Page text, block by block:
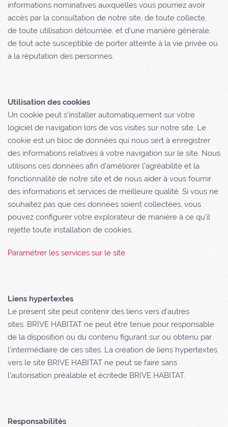
informations nominatives auxquelles vous pourriez avoir
accès par la consultation de notre site, de toute collecte,
de toute utilisation détournée, et d'une manière générale,
de tout acte susceptible de porter atteinte à la vie privée ou
à la réputation des personnes.
Utilisation des cookies
Un cookie peut s'installer automatiquement sur votre
logiciel de navigation lors de vos visites sur notre site. Le
cookie est un bloc de données qui nous sert à enregistrer
des informations relatives à votre navigation sur le site. Nous
utilisons ces données afin d’améliorer l’agréabilité et la
fonctionnalité de notre site et de nous aider à vous fournir
des informations et services de meilleure qualité. Si vous ne
souhaitez pas que ces données soient collectées, vous
pouvez configurer votre explorateur de manière à ce qu’il
rejette toute installation de cookies.
Paramétrer les services sur le site
Liens hypertextes
Le présent site peut contenir des liens vers d’autres
sites. BRIVE HABITAT ne peut être tenue pour responsable
de la disposition ou du contenu figurant sur ou obtenu par
l’intermédiaire de ces sites. La création de liens hypertextes
vers le site BRIVE HABITAT ne peut se faire sans
l'autorisation préalable et écritede BRIVE HABITAT.
Responsabilités